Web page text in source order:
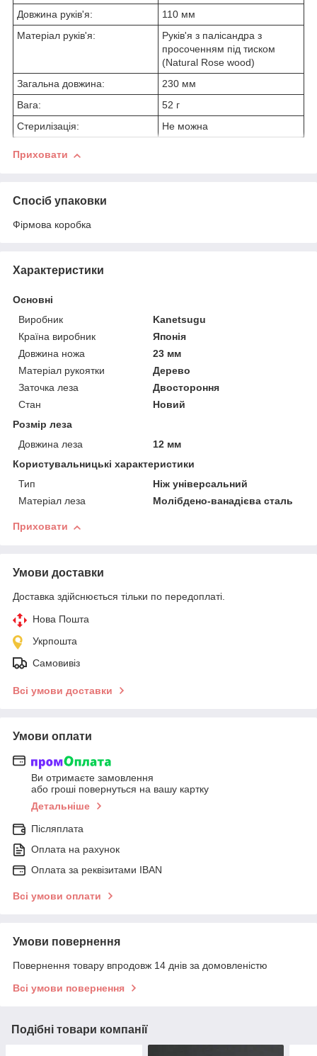
Довжина руків'я:
110 мм
Матеріал руків'я:
Руків'я з палісандра з
просоченням під тиском
(Natural Rose wood)
Загальна довжина:
230 мм
Вага:
52 г
Стерилізація:
Не можна
Приховати
Спосіб упаковки
Фірмова коробка
Характеристики
Основні
Виробник
Kanetsugu
Країна виробник
Японія
Довжина ножа
23 мм
Матеріал рукоятки
Дерево
Заточка леза
Двостороння
Стан
Новий
Розмір леза
Довжина леза
12 мм
Користувальницькі характеристики
Тип
Ніж універсальний
Матеріал леза
Молібдено-ванадієва сталь
Приховати
Умови доставки
Доставка здійснюється тільки по передоплаті.
Нова Пошта
Укрпошта
Самовивіз
Всі умови доставки
Умови оплати
Ви отримаєте замовлення
або гроші повернуться на вашу картку
Детальніше
Післяплата
Оплата на рахунок
Оплата за реквізитами IBAN
Всі умови оплати
Умови повернення
Повернення товару впродовж 14 днів за домовленістю
Всі умови повернення
Подібні товари компанії